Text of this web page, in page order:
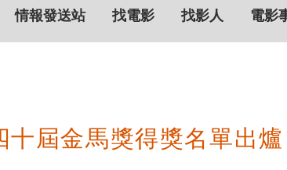
情報發送站 找電影 找影人 電影
十屆金馬獎得獎名單出爐